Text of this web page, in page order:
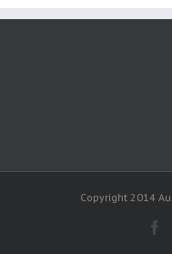
Copyright 2014